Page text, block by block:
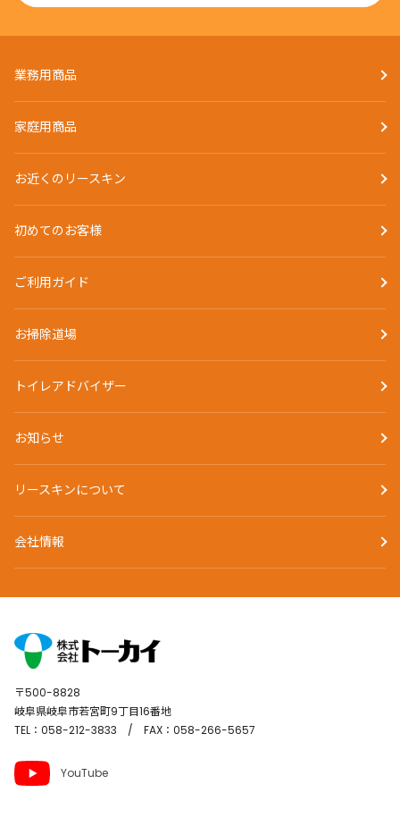
業務用商品
家庭用商品
お近くのリースキン
初めてのお客様
ご利用ガイド
お掃除道場
トイレアドバイザー
お知らせ
リースキンについて
会社情報
〒500-8828
岐阜県岐阜市若宮町9丁目16番地
TEL：058-212-3833 / FAX：058-266-5657
YouTube